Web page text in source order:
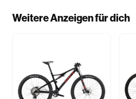
Weitere Anzeigen für dich